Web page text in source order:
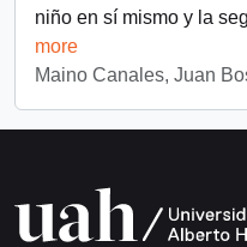
niño en sí mismo y la
more
Maino Canales, Juan